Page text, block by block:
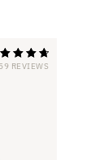
REVIEWS